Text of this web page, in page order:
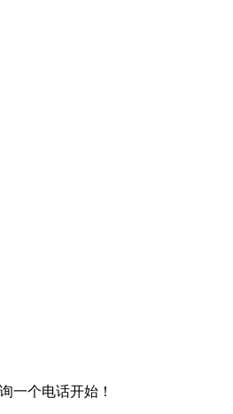
一个电话开始！